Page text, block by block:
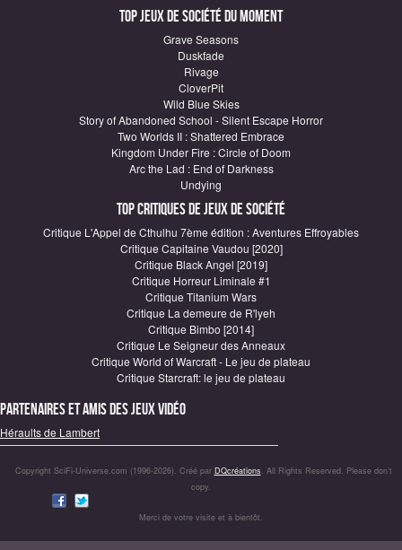
Top Jeux de société du moment
Grave Seasons
Duskfade
Rivage
CloverPit
Wild Blue Skies
Story of Abandoned School - Silent Escape Horror
Two Worlds II : Shattered Embrace
Kingdom Under Fire : Circle of Doom
Arc the Lad : End of Darkness
Undying
Top critiques de Jeux de société
Critique L'Appel de Cthulhu 7ème édition : Aventures Effroyables
Critique Capitaine Vaudou [2020]
Critique Black Angel [2019]
Critique Horreur Liminale #1
Critique Titanium Wars
Critique La demeure de R'lyeh
Critique Bimbo [2014]
Critique Le Seigneur des Anneaux
Critique World of Warcraft - Le jeu de plateau
Critique Starcraft: le jeu de plateau
Partenaires et amis des jeux vidéo
Héraults de Lambert
Copyright SciFi-Universe.com (1996-2026). Créé par DQcréations. All Rights Reserved. Please don’t
copy.
Merci de votre visite et à bientôt.